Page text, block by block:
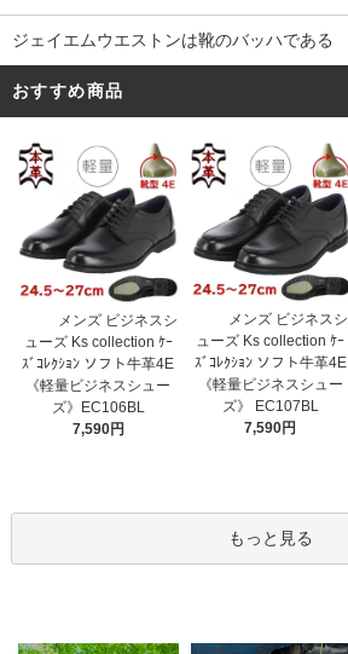
ジェイエムウエストンは靴のバッハである
おすすめ商品
メンズ ビジネスシ
ューズ Ks collection ｹｰ
ｽﾞｺﾚｸｼｮﾝ ソフト牛革4E
《軽量ビジネスシュー
ズ》EC106BL
7,590円
メンズ ビジネスシ
ューズ Ks collection ｹｰ
ｽﾞｺﾚｸｼｮﾝ ソフト牛革4E
《軽量ビジネスシュー
ズ》 EC107BL
7,590円
もっと見る